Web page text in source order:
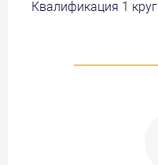
Квалификация 1 круг